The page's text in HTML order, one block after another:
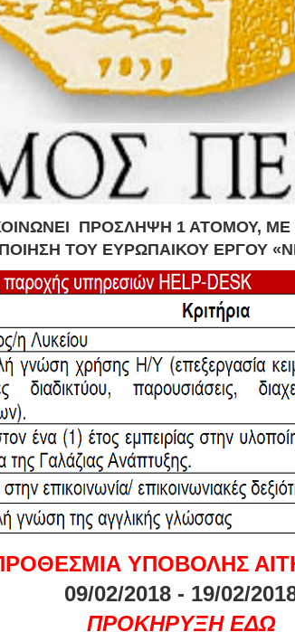
ΠΡΟΣΛΗΨΗ 1 ΑΤΟΜΟΥ, ΜΕ
ΤΟΥ ΕΥΡΩΠΑΙΚΟΥ ΕΡΓΟΥ
ΥΠΟΒΟΛΗΣ
09/02/2018 - 19/02/
ΠΡΟΚΗΡΥΞΗ ΕΔΩ